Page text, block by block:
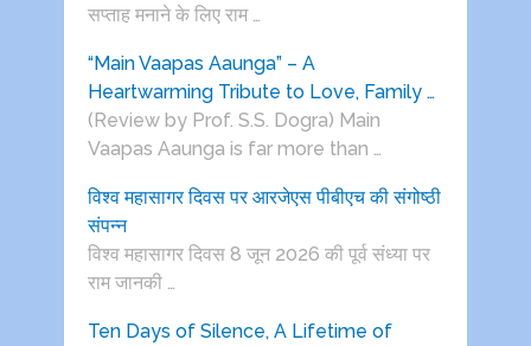
सप्ताह मनाने के लिए राम …
“Main Vaapas Aaunga” – A
Heartwarming Tribute to Love, Family …
(Review by Prof. S.S. Dogra) Main
Vaapas Aaunga is far more than …
विश्व महासागर दिवस पर आरजेएस पीबीएच की संगोष्ठी
संपन्न
विश्व महासागर दिवस 8 जून 2026 की पूर्व संध्या पर
राम जानकी …
Ten Days of Silence, A Lifetime of